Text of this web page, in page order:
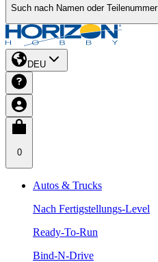
Such nach Namen oder Teilenummer
DEU
0
Autos & Trucks
Nach Fertigstellungs-Level
Ready-To-Run
Bind-N-Drive